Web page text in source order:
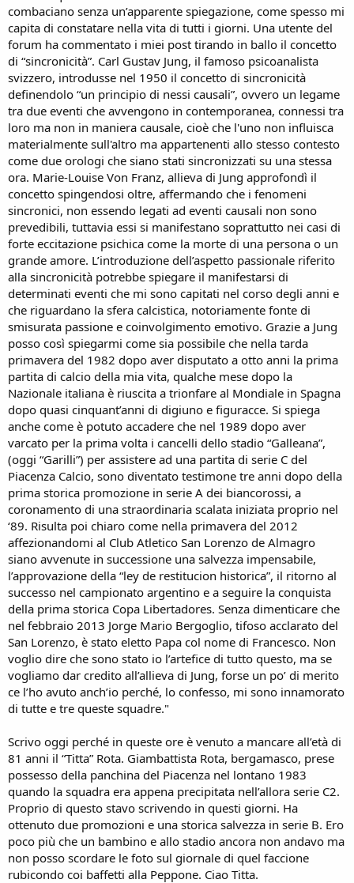
combaciano senza un’apparente spiegazione, come spesso mi
capita di constatare nella vita di tutti i giorni. Una utente del
forum ha commentato i miei post tirando in ballo il concetto
di “sincronicità”. Carl Gustav Jung, il famoso psicoanalista
svizzero, introdusse nel 1950 il concetto di sincronicità
definendolo “un principio di nessi causali”, ovvero un legame
tra due eventi che avvengono in contemporanea, connessi tra
loro ma non in maniera causale, cioè che l'uno non influisca
materialmente sull'altro ma appartenenti allo stesso contesto
come due orologi che siano stati sincronizzati su una stessa
ora. Marie-Louise Von Franz, allieva di Jung approfondì il
concetto spingendosi oltre, affermando che i fenomeni
sincronici, non essendo legati ad eventi causali non sono
prevedibili, tuttavia essi si manifestano soprattutto nei casi di
forte eccitazione psichica come la morte di una persona o un
grande amore. L’introduzione dell’aspetto passionale riferito
alla sincronicità potrebbe spiegare il manifestarsi di
determinati eventi che mi sono capitati nel corso degli anni e
che riguardano la sfera calcistica, notoriamente fonte di
smisurata passione e coinvolgimento emotivo. Grazie a Jung
posso così spiegarmi come sia possibile che nella tarda
primavera del 1982 dopo aver disputato a otto anni la prima
partita di calcio della mia vita, qualche mese dopo la
Nazionale italiana è riuscita a trionfare al Mondiale in Spagna
dopo quasi cinquant’anni di digiuno e figuracce. Si spiega
anche come è potuto accadere che nel 1989 dopo aver
varcato per la prima volta i cancelli dello stadio “Galleana”,
(oggi “Garilli”) per assistere ad una partita di serie C del
Piacenza Calcio, sono diventato testimone tre anni dopo della
prima storica promozione in serie A dei biancorossi, a
coronamento di una straordinaria scalata iniziata proprio nel
‘89. Risulta poi chiaro come nella primavera del 2012
affezionandomi al Club Atletico San Lorenzo de Almagro
siano avvenute in successione una salvezza impensabile,
l’approvazione della “ley de restitucion historica”, il ritorno al
successo nel campionato argentino e a seguire la conquista
della prima storica Copa Libertadores. Senza dimenticare che
nel febbraio 2013 Jorge Mario Bergoglio, tifoso acclarato del
San Lorenzo, è stato eletto Papa col nome di Francesco. Non
voglio dire che sono stato io l’artefice di tutto questo, ma se
vogliamo dar credito all’allieva di Jung, forse un po’ di merito
ce l’ho avuto anch’io perché, lo confesso, mi sono innamorato
di tutte e tre queste squadre."
Scrivo oggi perché in queste ore è venuto a mancare all’età di
81 anni il “Titta” Rota. Giambattista Rota, bergamasco, prese
possesso della panchina del Piacenza nel lontano 1983
quando la squadra era appena precipitata nell’allora serie C2.
Proprio di questo stavo scrivendo in questi giorni. Ha
ottenuto due promozioni e una storica salvezza in serie B. Ero
poco più che un bambino e allo stadio ancora non andavo ma
non posso scordare le foto sul giornale di quel faccione
rubicondo coi baffetti alla Peppone. Ciao Titta.